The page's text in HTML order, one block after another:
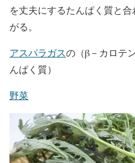
を丈夫にするたんぱく質と
がる。
アスパラガスの（β－カロテ
んぱく質）
野菜